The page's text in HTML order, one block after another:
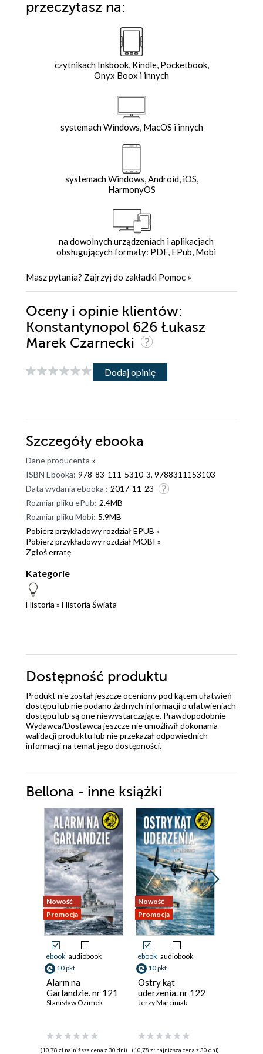
przeczytasz na:
czytnikach Inkbook, Kindle, Pocketbook,
Onyx Boox i innych
systemach Windows, MacOS i innych
systemach Windows, Android, iOS,
HarmonyOS
na dowolnych urządzeniach i aplikacjach
obsługujących formaty: PDF, EPub, Mobi
Masz pytania? Zajrzyj do zakładki Pomoc »
Oceny i opinie klientów:
Konstantynopol 626 Łukasz
Marek Czarnecki
Dodaj opinię
Szczegóły ebooka
Dane producenta »
ISBN Ebooka: 978-83-111-5310-3, 9788311153103
Data wydania ebooka : 2017-11-23
Rozmiar pliku ePub: 2.4MB
Rozmiar pliku Mobi: 5.9MB
Pobierz przykładowy rozdział EPUB »
Pobierz przykładowy rozdział MOBI »
Zgłoś erratę
Kategorie
Historia » Historia Świata
Dostępność produktu
Produkt nie został jeszcze oceniony pod kątem ułatwień
dostępu lub nie podano żadnych informacji o ułatwieniach
dostępu lub są one niewystarczające. Prawdopodobnie
Wydawca/Dostawca jeszcze nie umożliwił dokonania
walidacji produktu lub nie przekazał odpowiednich
informacji na temat jego dostępności.
Bellona - inne książki
Nowość
Promocja
ebook audiobook
10 pkt
Alarm na
Garlandzie. nr 121
Stanisław Ozimek
(10,78 zł najniższa cena z 30 dni)
Nowość
Promocja
ebook audiobook
10 pkt
Ostry kąt
uderzenia. nr 122
Jerzy Marciniak
(10,78 zł najniższa cena z 30 dni)